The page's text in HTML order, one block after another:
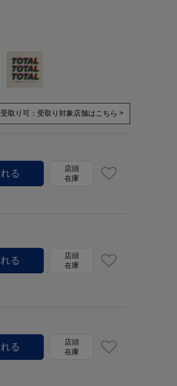
取り可： 受取り対象店舗はこちら >
店頭
在庫
店頭
在庫
店頭
在庫